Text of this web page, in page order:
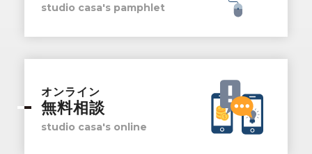
studio casa's pamphlet
オンライン
無料相談
studio casa's online